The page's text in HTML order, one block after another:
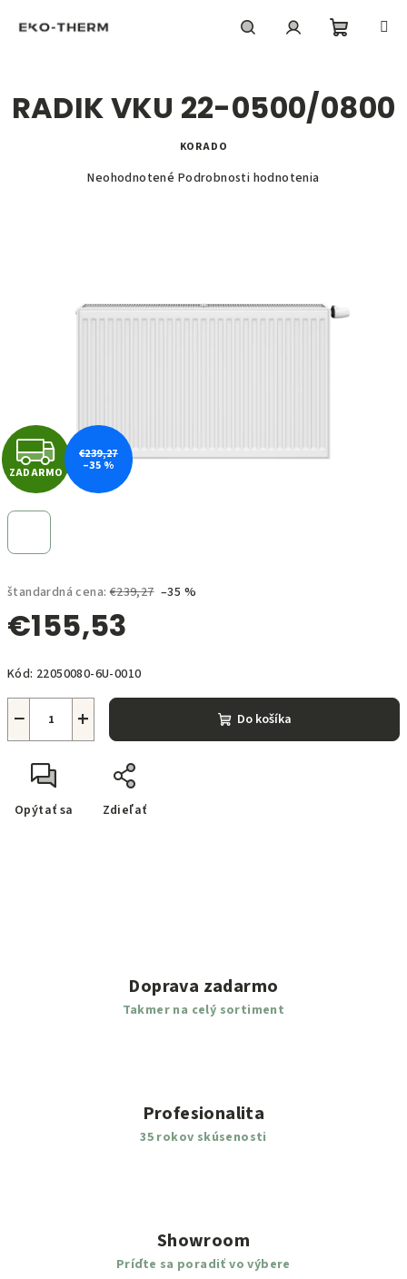
košík
štandardná cena: €239,27 –35 %
€155,53
cena:
Kód: 22050080-6U-0010
+
− Do košíka
Opýtať sa Zdieľať
RADIK VKU 22-0500/0800
KORADO
Priemerné
hviezdičiek.
Neohodnotené Podrobnosti hodnotenia
Z
A
R
M
O
ZADARMO
€239,27
–35 %
Doprava zadarmo
Takmer na celý sortiment
Profesionalita
35 rokov skúsenosti
Showroom
Príďte sa poradiť vo výbere